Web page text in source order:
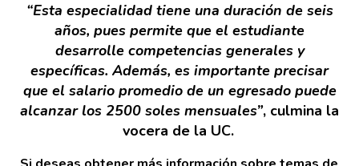
“Esta especialidad tiene una duración de seis
años, pues permite que el estudiante
desarrolle competencias generales y
específicas. Además, es importante precisar
que el salario promedio de un egresado puede
alcanzar los 2500 soles mensuales”, culmina la
vocera de la UC.